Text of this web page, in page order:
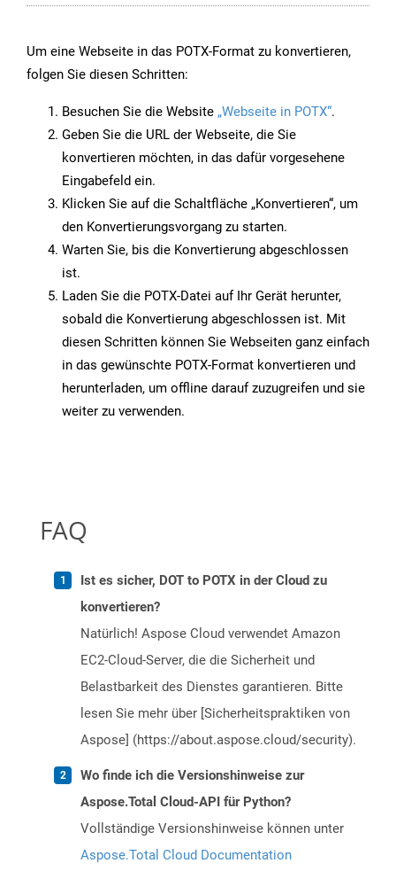
Um eine Webseite in das POTX-Format zu konvertieren,
folgen Sie diesen Schritten:
Besuchen Sie die Website „Webseite in POTX“.
Geben Sie die URL der Webseite, die Sie
konvertieren möchten, in das dafür vorgesehene
Eingabefeld ein.
Klicken Sie auf die Schaltfläche „Konvertieren“, um
den Konvertierungsvorgang zu starten.
Warten Sie, bis die Konvertierung abgeschlossen
ist.
Laden Sie die POTX-Datei auf Ihr Gerät herunter,
sobald die Konvertierung abgeschlossen ist. Mit
diesen Schritten können Sie Webseiten ganz einfach
in das gewünschte POTX-Format konvertieren und
herunterladen, um offline darauf zuzugreifen und sie
weiter zu verwenden.
FAQ
Ist es sicher, DOT to POTX in der Cloud zu
konvertieren?
Natürlich! Aspose Cloud verwendet Amazon
EC2-Cloud-Server, die die Sicherheit und
Belastbarkeit des Dienstes garantieren. Bitte
lesen Sie mehr über [Sicherheitspraktiken von
Aspose] (https://about.aspose.cloud/security).
Wo finde ich die Versionshinweise zur
Aspose.Total Cloud-API für Python?
Vollständige Versionshinweise können unter
Aspose.Total Cloud Documentation